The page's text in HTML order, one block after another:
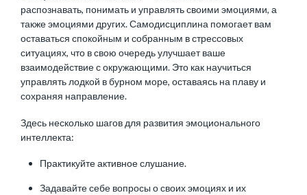
распознавать, понимать и управлять своими эмоциями, а
также эмоциями других. Самодисциплина помогает вам
оставаться спокойным и собранным в стрессовых
ситуациях, что в свою очередь улучшает ваше
взаимодействие с окружающими. Это как научиться
управлять лодкой в бурном море, оставаясь на плаву и
сохраняя направление.
Здесь несколько шагов для развития эмоционального
интеллекта:
Практикуйте активное слушание.
Задавайте себе вопросы о своих эмоциях и их